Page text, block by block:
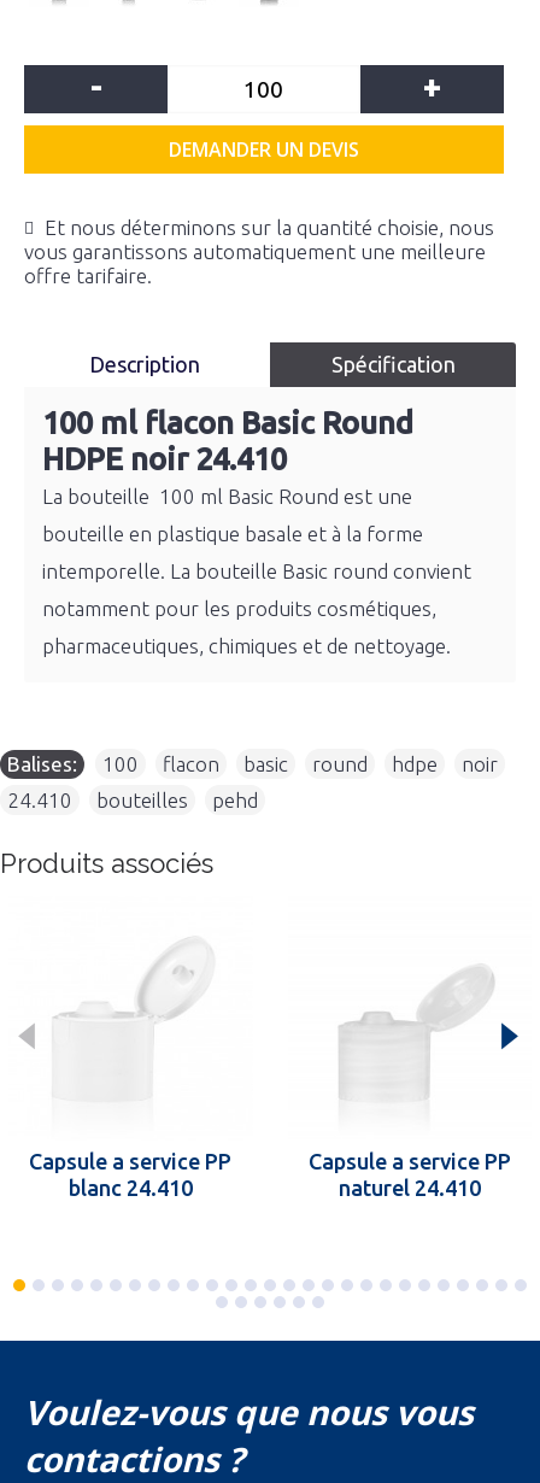
- +
DEMANDER UN DEVIS
Et nous déterminons sur la quantité choisie, nous
vous garantissons automatiquement une meilleure
offre tarifaire.
Description Spécification
100 ml flacon Basic Round
HDPE noir 24.410
La bouteille 100 ml Basic Round est une
bouteille en plastique basale et à la forme
intemporelle. La bouteille Basic round convient
notamment pour les produits cosmétiques,
pharmaceutiques, chimiques et de nettoyage.
Balises: 100 flacon basic round hdpe noir
24.410
bouteilles pehd
Produits associés
Capsule a service PP
blanc 24.410
Capsule a service PP
naturel 24.410
Voulez-vous que nous vous
contactions ?